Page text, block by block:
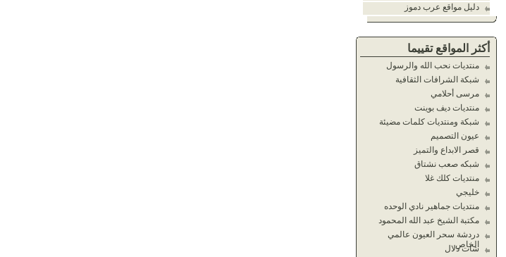
دليل مواقع عرب دموز
أكثر المواقع تقييما
منتديات نحب الله والرسول
شبكة الشرافات الثقافية
مرسى أحلامي
منتديات ديف بوينت
شبكة ومنتديات كلمات مضيئة
عيون التصميم
قصر الابداع والتميز
شبكه صعب نشتاق
منتديات كلك غلا
خليجي
منتديات جماهير نادي الوحده
مكتبة الشيخ عبد الله المحمود
دردشة سحر العيون عالمي
الخاص
شات دلال